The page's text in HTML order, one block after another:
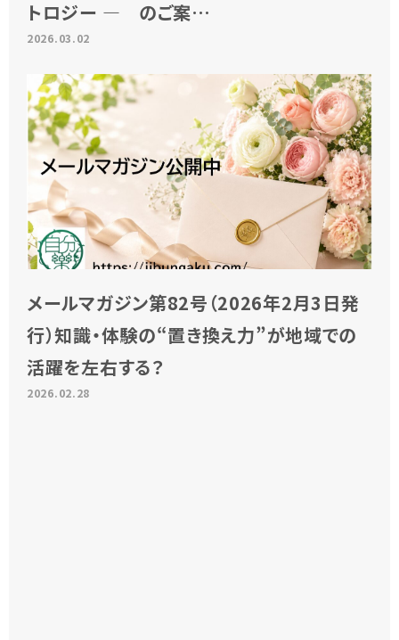
トロジー ― のご案…
2026.03.02
メールマガジン第82号（2026年2月3日発
行）知識・体験の“置き換え力”が地域での
活躍を左右する？
2026.02.28